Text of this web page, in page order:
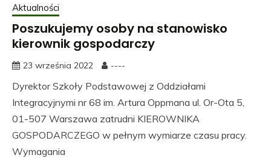
Aktualności
Poszukujemy osoby na stanowisko
kierownik gospodarczy
23 września 2022 ----
Dyrektor Szkoły Podstawowej z Oddziałami
Integracyjnymi nr 68 im. Artura Oppmana ul. Or-Ota 5,
01-507 Warszawa zatrudni KIEROWNIKA
GOSPODARCZEGO w pełnym wymiarze czasu pracy.
Wymagania